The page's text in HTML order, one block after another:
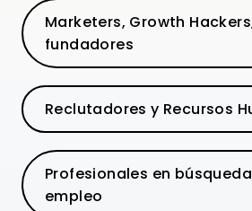
Marketers, Growth
fundadores
Reclutadores y Recursos
Profesionales en
empleo